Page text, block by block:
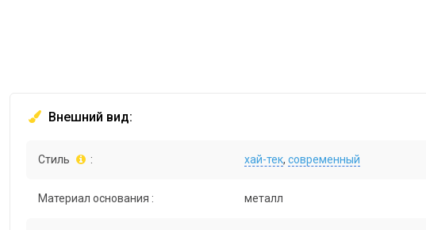
Внешний вид:
Стиль : хай-тек, современный
Материал основания : металл